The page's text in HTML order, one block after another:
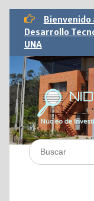
Saltar
contenido
Bienvenido
Desarrollo
UNA
Buscar: